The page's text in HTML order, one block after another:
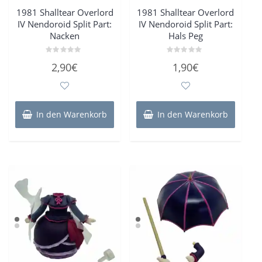
1981 Shalltear Overlord
IV Nendoroid Split Part:
Nacken
mit2,90€
In den Warenkorb
1981 Shalltear Overlord
IV Nendoroid Split Part:
Hals Peg
mit1,90€
In den Warenkorb